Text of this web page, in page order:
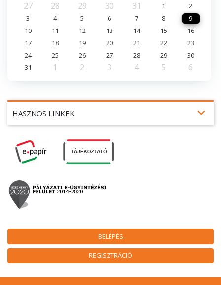
BELÉPÉS
REGISZTRÁCIÓ
HASZNOS LINKEK expand_more
27
28 29 30 31 1
2
3
4 5 6 7 8
9
10
11 12 13 14 15
16
17
18 19 20 21 22
23
24
25 26 27 28 29
30
31
1 2 3 4 5 6